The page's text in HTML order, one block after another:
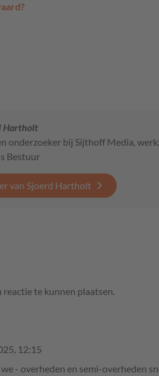
Hartholt
onderzoeker bij Sijthoff Media,
Bestuur
van Sjoerd Hartholt
reactie te kunnen plaatsen.
12:15
- overheden en semi-overheden